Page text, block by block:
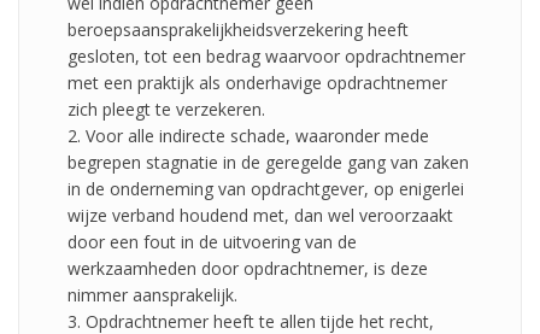
beroepsaansprakelijkheidsverzekering heeft
gesloten, tot een bedrag waarvoor opdrachtnemer
met een praktijk als onderhavige opdrachtnemer
zich pleegt te verzekeren.
2. Voor alle indirecte schade, waaronder mede
begrepen stagnatie in de geregelde gang van zaken
in de onderneming van opdrachtgever, op enigerlei
wijze verband houdend met, dan wel veroorzaakt
door een fout in de uitvoering van de
werkzaamheden door opdrachtnemer, is deze
nimmer aansprakelijk.
3. Opdrachtnemer heeft te allen tijde het recht,